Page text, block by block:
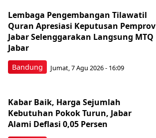
Bandung
Lembaga Pengembangan Tilawatil
Quran Apresiasi Keputusan Pemprov
Jabar Selenggarakan Langsung MTQ
Jabar
Jumat, 7 Agu 2026 - 16:09
Kabar Baik, Harga Sejumlah
Kebutuhan Pokok Turun, Jabar
Alami Deflasi 0,05 Persen